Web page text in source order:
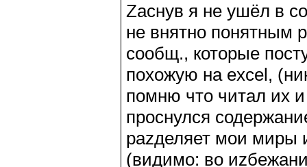
Zаснув я не ушёл в
не внятно понятным
сообщ., которые
похожую на excel,
помню что читал их
проснулся
раzделяет мои миры
(видимо: во